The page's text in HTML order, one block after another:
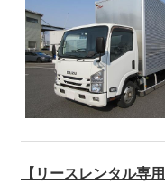
【リースレンタル専